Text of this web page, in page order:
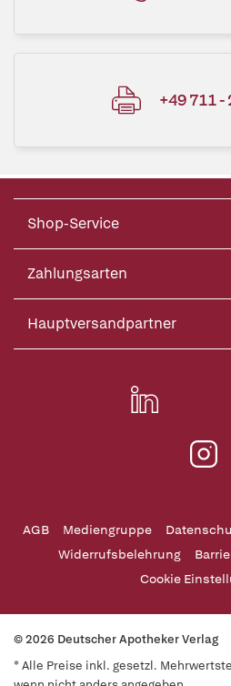
+49 711
Shop-Service
Zahlungsarten
Hauptversandpartner
AGB Mediengruppe
Widerrufsbelehrung
Cookie
© 2026 Deutscher Apotheker Verlag
* Alle Preise inkl. gesetzl.